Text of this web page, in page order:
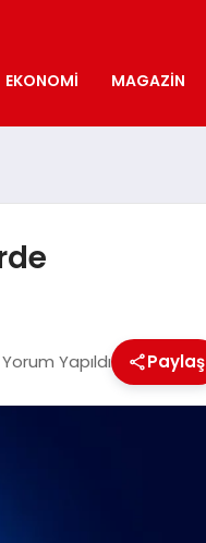
EKONOMI MAGAZIN
Yapıldı Paylaş